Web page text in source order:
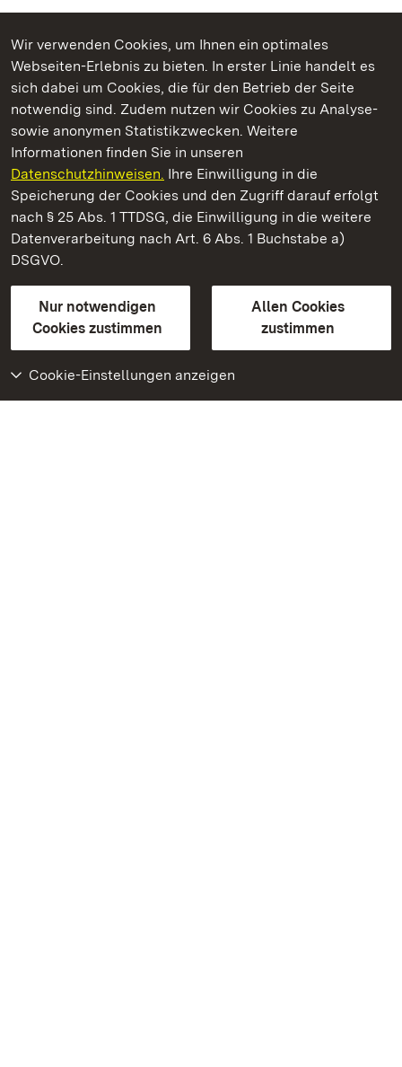
Wir verwenden Cookies, um Ihnen ein optimales
Webseiten-Erlebnis zu bieten. In erster Linie handelt es
sich dabei um Cookies, die für den Betrieb der Seite
notwendig sind. Zudem nutzen wir Cookies zu Analyse-
sowie anonymen Statistikzwecken. Weitere
Informationen finden Sie in unseren
Datenschutzhinweisen. Ihre Einwilligung in die
Speicherung der Cookies und den Zugriff darauf erfolgt
nach § 25 Abs. 1 TTDSG, die Einwilligung in die weitere
Datenverarbeitung nach Art. 6 Abs. 1 Buchstabe a)
DSGVO.
Nur notwendigen
Cookies zustimmen
Allen Cookies
zustimmen
Cookie-Einstellungen anzeigen
Kommen. Staunen. Genießen.
Staatliche Schlösser und Gärten Baden‑Württemberg
Staatliche Schlösser und Gärten Baden-Württemberg
Kontakt
GebärdenspracheLeichte Sprache
Erklärung zur Barrierefreiheit
BITV-konform (geprüfte Seiten)
Weiteres